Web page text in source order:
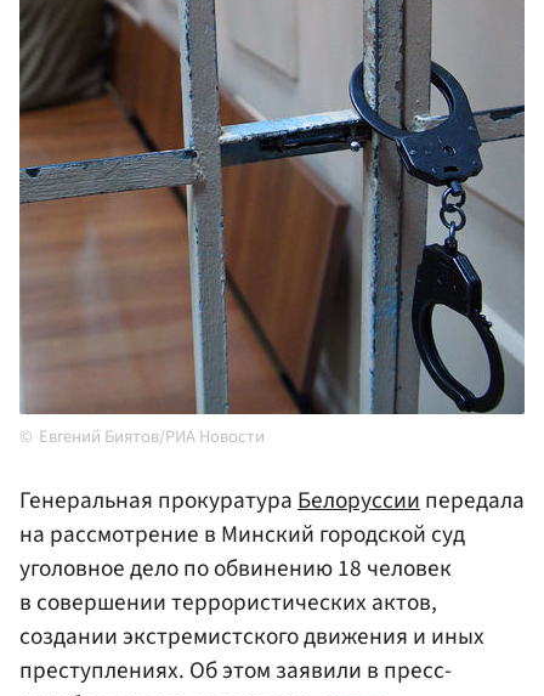
Евгений Биятов/РИА Новости
Генеральная прокуратураБелоруссиипередала
на рассмотрение в Минский городской суд
уголовное дело по обвинению 18 человек
в совершении террористических актов,
создании экстремистского движения и иных
преступлениях. Об этом заявили в пресс-